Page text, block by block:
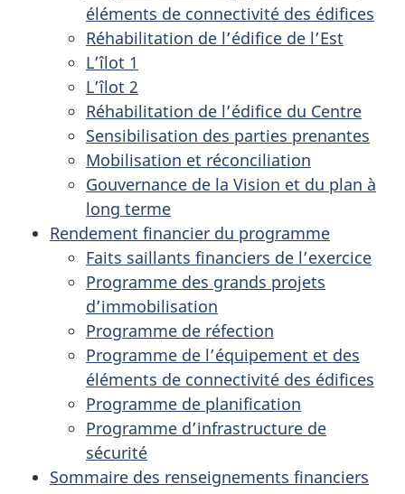
éléments de connectivité des édifices
Réhabilitation de l’édifice de l’Est
L’îlot 1
L’îlot 2
Réhabilitation de l’édifice du Centre
Sensibilisation des parties prenantes
Mobilisation et réconciliation
Gouvernance de la Vision et du plan à
long terme
Rendement financier du programme
Faits saillants financiers de l’exercice
Programme des grands projets
d’immobilisation
Programme de réfection
Programme de l’équipement et des
éléments de connectivité des édifices
Programme de planification
Programme d’infrastructure de
sécurité
Sommaire des renseignements financiers